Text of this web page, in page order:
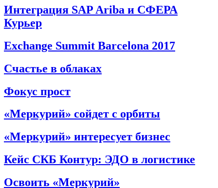
Интеграция SAP Ariba и СФЕРА
Курьер
Exchange Summit Barcelona 2017
Счастье в облаках
Фокус прост
«Меркурий» сойдет с орбиты
«Меркурий» интересует бизнес
Кейс СКБ Контур: ЭДО в логистике
Освоить «Меркурий»